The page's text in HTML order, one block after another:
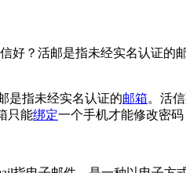
好？活邮是指未经实名认证
是指未经实名认证的邮箱。活
只能绑定一个手机才能修改密